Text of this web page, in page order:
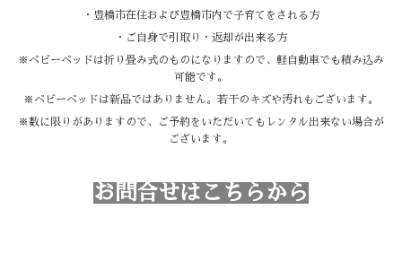
・豊橋市在住および豊橋市内で子育てをされる方
・ご自身で引取り・返却が出来る方
※ベビーベッドは折り畳み式のものになりますので、軽自動車でも積み込み
可能です。
※ベビーベッドは新品ではありません。若干のキズや汚れもございます。
※数に限りがありますので、ご予約をいただいてもレンタル出来ない場合が
ございます。
お問合せはこちらから